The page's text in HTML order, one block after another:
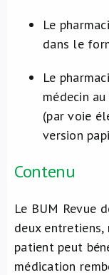
Le
dans le
Le
médecin
(par voie
version
Contenu
Le BUM Revue
deux entretiens,
patient peut
médication